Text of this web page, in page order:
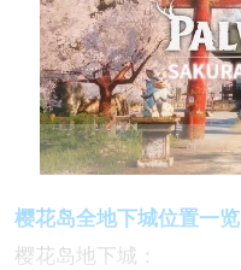
樱花岛全地下城位置一览
樱花岛地下城：